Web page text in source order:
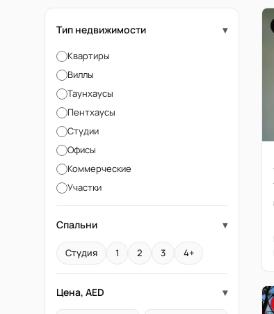
Тип недвижимости ▾
Квартиры
Виллы
Таунхаусы
Пентхаусы
Студии
Офисы
Коммерческие
Участки
Спальни ▾
Студия 1 2 3 4+
Цена, AED ▾